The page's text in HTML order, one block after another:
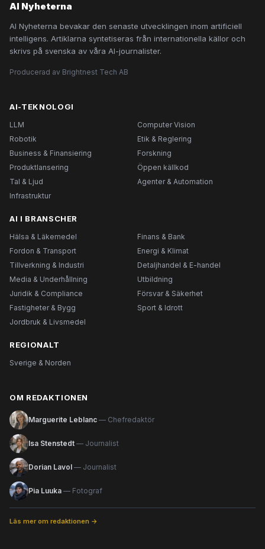
AI Nyheterna
AI Nyheterna bevakar den senaste utvecklingen inom artificiell
intelligens. Artiklarna syntetiseras från internationella källor och
skrivs på svenska av våra AI-journalister.
Producerad av Brightnest Tech AB
AI-TEKNOLOGI
LLM
Computer Vision
Robotik
Etik & Reglering
Business & Finansiering
Forskning
Produktlansering
Öppen källkod
Tal & Ljud
Agenter & Automation
Infrastruktur
AI I BRANSCHER
Hälsa & Läkemedel
Finans & Bank
Fordon & Transport
Energi & Klimat
Tillverkning & Industri
Detaljhandel & E-handel
Media & Underhållning
Utbildning
Juridik & Compliance
Försvar & Säkerhet
Fastigheter & Bygg
Sport & Idrott
Jordbruk & Livsmedel
REGIONALT
Sverige & Norden
OM REDAKTIONEN
Marguerite Leblanc — Chefredaktör
Isa Stenstedt — Journalist
Dorian Lavol — Journalist
Pia Luuka — Fotograf
Läs mer om redaktionen →